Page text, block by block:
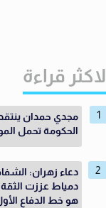
الاكثر قراءة
مجدي حمدان ينتقد
الحكومة تحمل
دعاء زهران:
دمياط عززت
هو خط الدفاع